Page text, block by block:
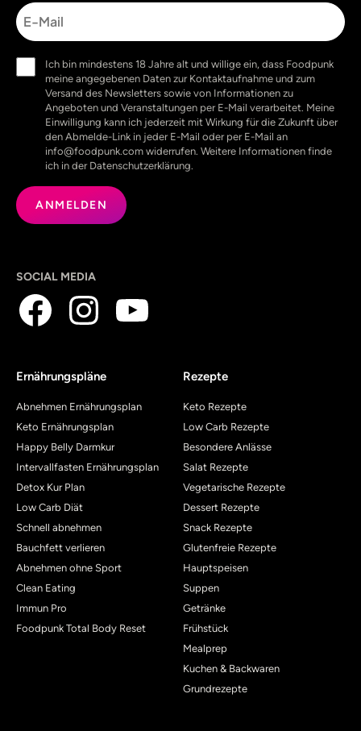
E-
Mail
(erforderlich)
Ich bin mindestens 18 Jahre alt und willige ein, dass Foodpunk
meine angegebenen Daten zur Kontaktaufnahme und zum
Versand des Newsletters sowie von Informationen zu
Angeboten und Veranstaltungen per E-Mail verarbeitet. Meine
Einwilligung kann ich jederzeit mit Wirkung für die Zukunft über
den Abmelde-Link in jeder E-Mail oder per E-Mail an
info@foodpunk.com widerrufen. Weitere Informationen finde
ich in der Datenschutzerklärung.
SOCIAL MEDIA
Ernährungspläne
Abnehmen Ernährungsplan
Keto Ernährungsplan
Happy Belly Darmkur
Intervallfasten Ernährungsplan
Detox Kur Plan
Low Carb Diät
Schnell abnehmen
Bauchfett verlieren
Abnehmen ohne Sport
Clean Eating
Immun Pro
Foodpunk Total Body Reset
Rezepte
Keto Rezepte
Low Carb Rezepte
Besondere Anlässe
Salat Rezepte
Vegetarische Rezepte
Dessert Rezepte
Snack Rezepte
Glutenfreie Rezepte
Hauptspeisen
Suppen
Getränke
Frühstück
Mealprep
Kuchen & Backwaren
Grundrezepte